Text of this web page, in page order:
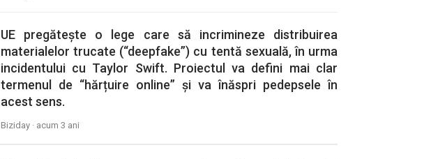
UE pregătește o lege care să incrimineze distribuirea
materialelor trucate (“deepfake”) cu tentă sexuală, în urma
incidentului cu Taylor Swift. Proiectul va defini mai clar
termenul de “hărțuire online” și va înăspri pedepsele în
acest sens.
Biziday · acum 3 ani